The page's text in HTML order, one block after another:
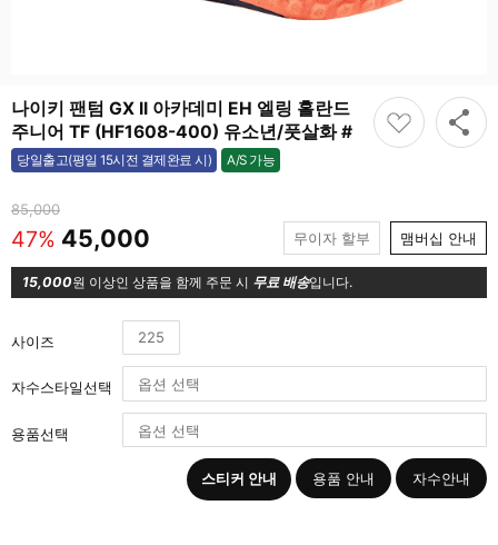
나이키 팬텀 GX II 아카데미 EH 엘링 홀란드
주니어 TF (HF1608-400) 유소년/풋살화 #
당일출고(평일 15시전 결제완료 시) A/S 가능
가능
85,000
47% 45,000 무이자 할부 맴버십 안내
15,000원 이상인 상품을 함께 주문 시 무료 배송입니다.
사이즈 225
자수스타일선택
용품선택
스티커 안내 용품 안내 자수안내